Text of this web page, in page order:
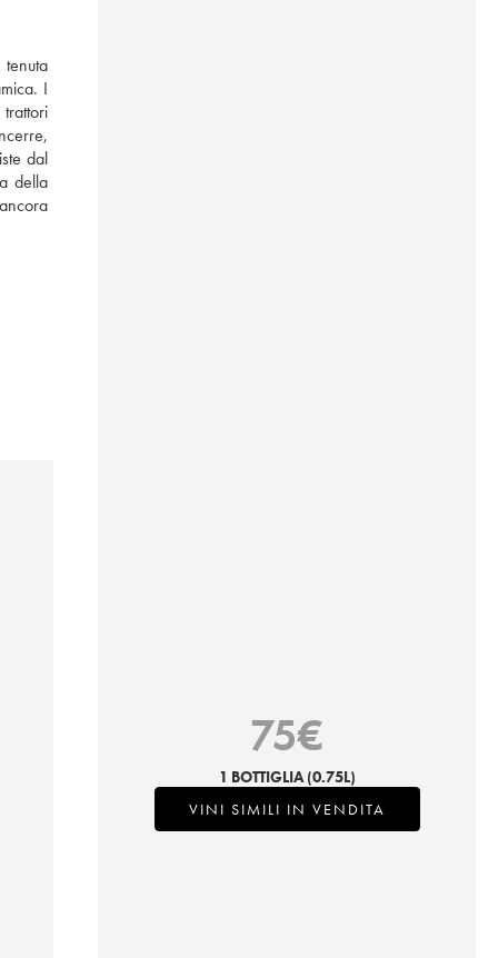
I
dal
della
75€
1 BOTTIGLIA (0.75L)
VINI SIMILI IN VENDITA